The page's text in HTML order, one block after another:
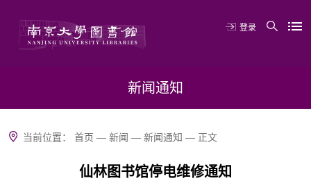
登录
新闻通知
当前位置：首页 —新闻 —新闻通知 — 正文
仙林图书馆停电维修通知